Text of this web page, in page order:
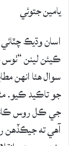
يامين جتوئي
ڪيئن لينن
سوال هئا انهن
جي ڪل روس
آهي ته جيڪڏهن